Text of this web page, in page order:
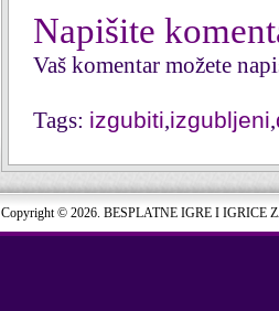
Napišite
Vaš komentar možete
Tags: izgubiti,izgubljeni,
Copyright © 2026. BESPLATNE IGRE I IGRICE